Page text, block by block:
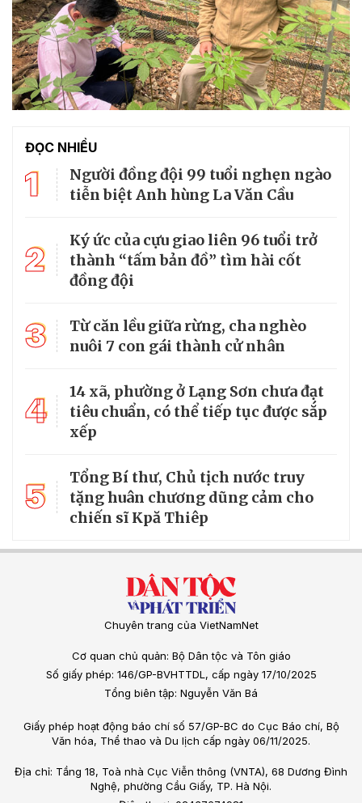
ĐỌC NHIỀU
1
Người đồng đội 99 tuổi nghẹn ngào
tiễn biệt Anh hùng La Văn Cầu
2
Ký ức của cựu giao liên 96 tuổi trở
thành “tấm bản đồ” tìm hài cốt
đồng đội
3
Từ căn lều giữa rừng, cha nghèo
nuôi 7 con gái thành cử nhân
4
14 xã, phường ở Lạng Sơn chưa đạt
tiêu chuẩn, có thể tiếp tục được sắp
xếp
5
Tổng Bí thư, Chủ tịch nước truy
tặng huân chương dũng cảm cho
chiến sĩ Kpă Thiêp
Chuyên trang của VietNamNet
Cơ quan chủ quản: Bộ Dân tộc và Tôn giáo
Số giấy phép: 146/GP-BVHTTDL, cấp ngày 17/10/2025
Tổng biên tập: Nguyễn Văn Bá
Giấy phép hoạt động báo chí số 57/GP-BC do Cục Báo chí, Bộ
Văn hóa, Thể thao và Du lịch cấp ngày 06/11/2025.
Địa chỉ: Tầng 18, Toà nhà Cục Viễn thông (VNTA), 68 Dương Đình
Nghệ, phường Cầu Giấy, TP. Hà Nội.